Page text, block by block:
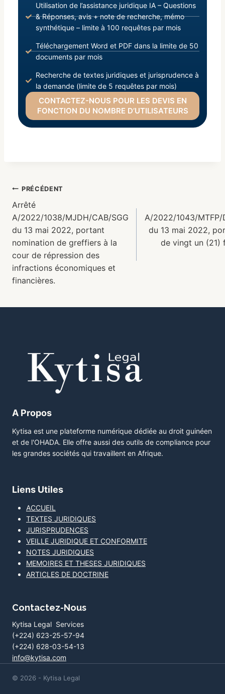
Utilisation de l’assistance juridique IA – Questions
& Réponses, avis + note de recherche, mémo
synthétique – limite à 100 requêtes par mois
Téléchargement Word et PDF dans la limite de 50
documents par mois
Recherche de textes juridiques et jurisprudence à
la demande (limite de 5 requêtes par mois)
CONTACTEZ-NOUS POUR LES DEVIS EN
FONCTION DU NOMBRE D’UTILISATEURS
PRÉCÉDENT
Arrêté
A/2022/1038/MJDH/CAB/SGG
du 13 mai 2022, portant
nomination de greffiers à la
cour de répression des
infractions économiques et
financières.
A/2022/1043/MTFP/
du 13 mai 2022,
de vingt un (21)
A Propos
Kytisa est une plateforme numérique dédiée au droit guinéen
et de l'OHADA. Elle offre aussi des outils de compliance pour
les grandes sociétés qui travaillent en Afrique.
Liens Utiles
ACCUEIL
TEXTES JURIDIQUES
JURISPRUDENCES
VEILLE JURIDIQUE ET CONFORMITE
NOTES JURIDIQUES
MEMOIRES ET THESES JURIDIQUES
ARTICLES DE DOCTRINE
Contactez-Nous
Kytisa Legal Services
(+224) 623-25-57-94
(+224) 628-03-54-13
info@kytisa.com
© 2026 - Kytisa Legal